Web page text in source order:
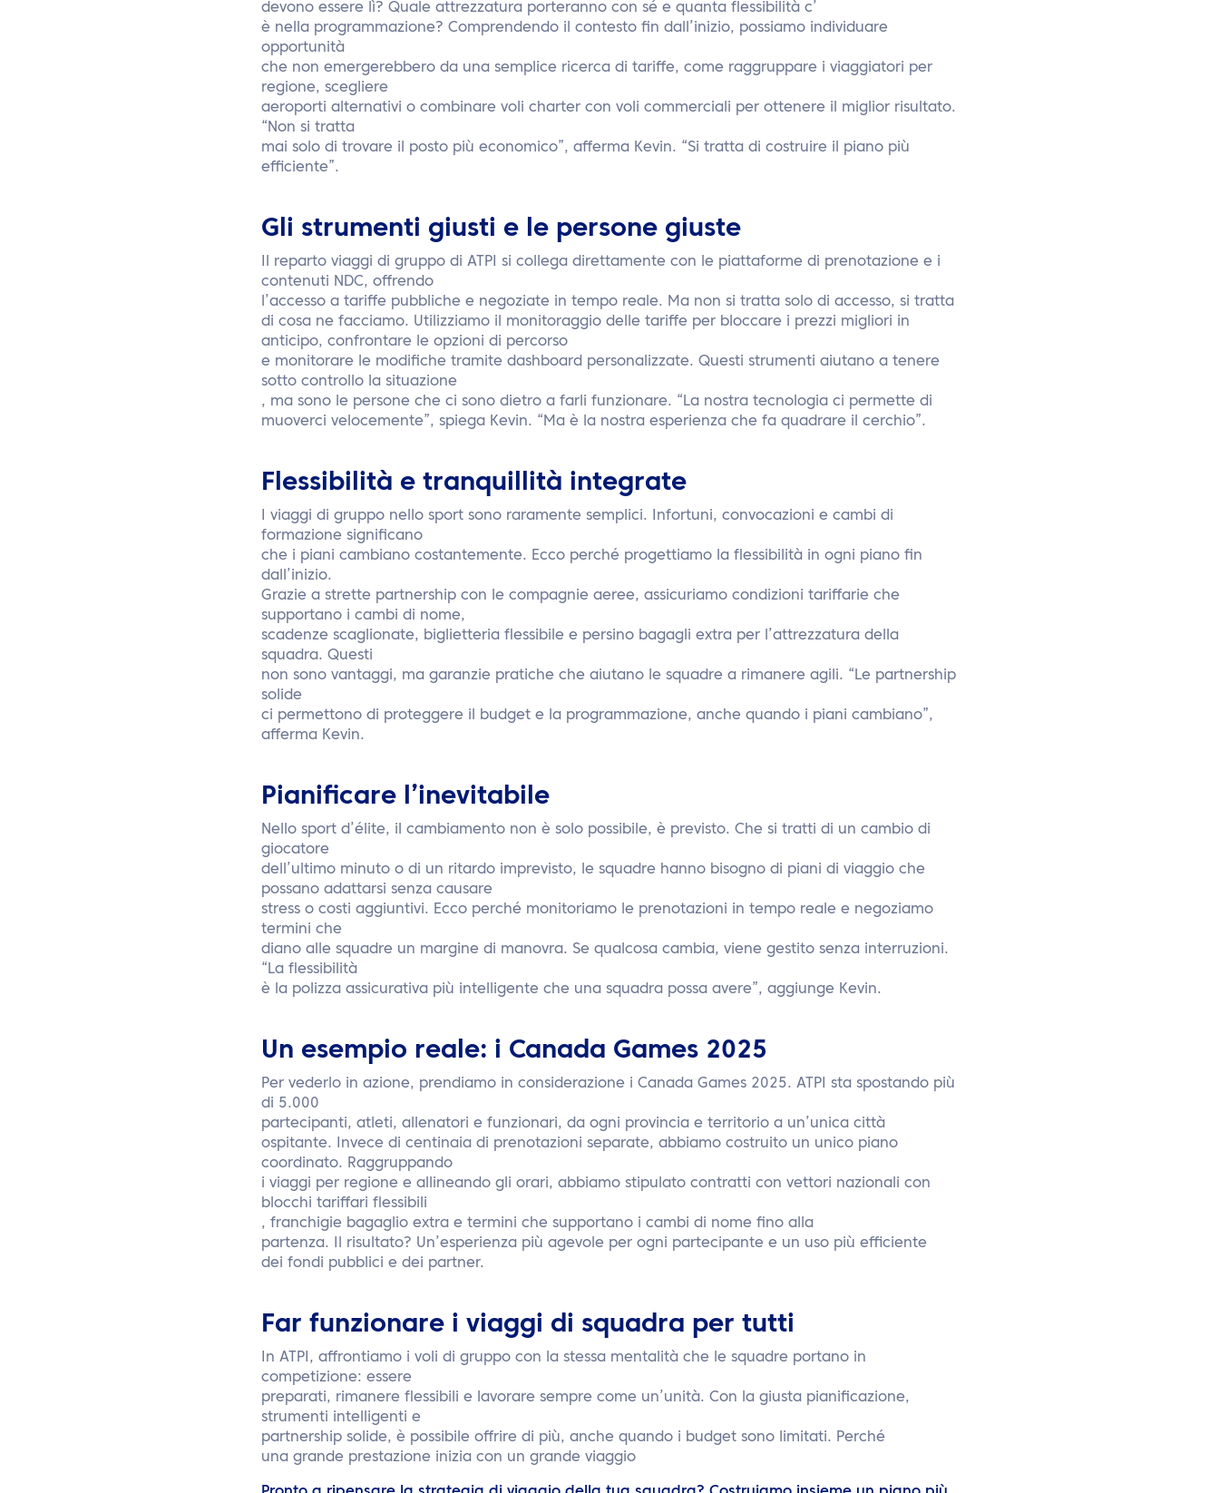
devono essere lì? Quale attrezzatura porteranno con sé e quanta flessibilità c’
è nella programmazione? Comprendendo il contesto fin dall’inizio, possiamo individuare
opportunità
che non emergerebbero da una semplice ricerca di tariffe, come raggruppare i viaggiatori per
regione, scegliere
aeroporti alternativi o combinare voli charter con voli commerciali per ottenere il miglior risultato.
“Non si tratta
mai solo di trovare il posto più economico”, afferma Kevin. “Si tratta di costruire il piano più
efficiente”.
Gli strumenti giusti e le persone giuste
Il reparto viaggi di gruppo di ATPI si collega direttamente con le piattaforme di prenotazione e i
contenuti NDC, offrendo
l’accesso a tariffe pubbliche e negoziate in tempo reale. Ma non si tratta solo di accesso, si tratta
di cosa ne facciamo. Utilizziamo il monitoraggio delle tariffe per bloccare i prezzi migliori in
anticipo, confrontare le opzioni di percorso
e monitorare le modifiche tramite dashboard personalizzate. Questi strumenti aiutano a tenere
sotto controllo la situazione
, ma sono le persone che ci sono dietro a farli funzionare. “La nostra tecnologia ci permette di
muoverci velocemente”, spiega Kevin. “Ma è la nostra esperienza che fa quadrare il cerchio”.
Flessibilità e tranquillità integrate
I viaggi di gruppo nello sport sono raramente semplici. Infortuni, convocazioni e cambi di
formazione significano
che i piani cambiano costantemente. Ecco perché progettiamo la flessibilità in ogni piano fin
dall’inizio.
Grazie a strette partnership con le compagnie aeree, assicuriamo condizioni tariffarie che
supportano i cambi di nome,
scadenze scaglionate, biglietteria flessibile e persino bagagli extra per l’attrezzatura della
squadra. Questi
non sono vantaggi, ma garanzie pratiche che aiutano le squadre a rimanere agili. “Le partnership
solide
ci permettono di proteggere il budget e la programmazione, anche quando i piani cambiano”,
afferma Kevin.
Pianificare l’inevitabile
Nello sport d’élite, il cambiamento non è solo possibile, è previsto. Che si tratti di un cambio di
giocatore
dell’ultimo minuto o di un ritardo imprevisto, le squadre hanno bisogno di piani di viaggio che
possano adattarsi senza causare
stress o costi aggiuntivi. Ecco perché monitoriamo le prenotazioni in tempo reale e negoziamo
termini che
diano alle squadre un margine di manovra. Se qualcosa cambia, viene gestito senza interruzioni.
“La flessibilità
è la polizza assicurativa più intelligente che una squadra possa avere”, aggiunge Kevin.
Un esempio reale: i Canada Games 2025
Per vederlo in azione, prendiamo in considerazione i Canada Games 2025. ATPI sta spostando più
di 5.000
partecipanti, atleti, allenatori e funzionari, da ogni provincia e territorio a un’unica città
ospitante. Invece di centinaia di prenotazioni separate, abbiamo costruito un unico piano
coordinato. Raggruppando
i viaggi per regione e allineando gli orari, abbiamo stipulato contratti con vettori nazionali con
blocchi tariffari flessibili
, franchigie bagaglio extra e termini che supportano i cambi di nome fino alla
partenza. Il risultato? Un’esperienza più agevole per ogni partecipante e un uso più efficiente
dei fondi pubblici e dei partner.
Far funzionare i viaggi di squadra per tutti
In ATPI, affrontiamo i voli di gruppo con la stessa mentalità che le squadre portano in
competizione: essere
preparati, rimanere flessibili e lavorare sempre come un’unità. Con la giusta pianificazione,
strumenti intelligenti e
partnership solide, è possibile offrire di più, anche quando i budget sono limitati. Perché
una grande prestazione inizia con un grande viaggio